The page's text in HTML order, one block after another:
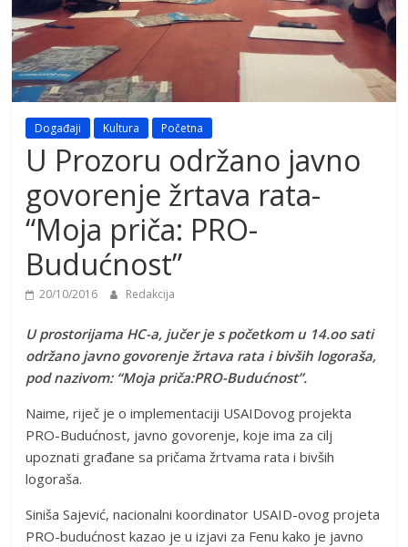
Događaji Kultura Početna
U Prozoru održano javno
govorenje žrtava rata-
“Moja priča: PRO-
Budućnost”
20/10/2016 Redakcija
U prostorijama HC-a, jučer je s početkom u 14.oo sati
održano javno govorenje žrtava rata i bivših logoraša,
pod nazivom: “Moja priča:PRO-Budućnost”.
Naime, riječ je o implementaciji USAIDovog projekta
PRO-Budućnost, javno govorenje, koje ima za cilj
upoznati građane sa pričama žrtvama rata i bivših
logoraša.
Siniša Sajević, nacionalni koordinator USAID-ovog projeta
PRO-budućnost kazao je u izjavi za Fenu kako je javno